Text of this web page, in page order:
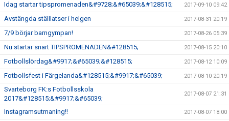
Idag startar tipspromenaden&#9728;&#65039;&#128515; 2017-09-10 09:42
Avstängda ställlatser i helgen 2017-08-31 20:19
7/9 börjar barngympan! 2017-08-26 05:39
Nu startar snart TIPSPROMENADEN&#128515; 2017-08-15 20:10
Fotbollslördag&#9917;&#65039;&#128515; 2017-08-12 10:09
Fotbollsfest i Färgelanda&#128515;&#9917;&#65039; 2017-08-10 20:19
Svarteborg FK:s Fotbollsskola
2017&#128515;&#9917;&#65039;
2017-08-07 21:31
Instagramsutmaning!! 2017-08-07 18:00